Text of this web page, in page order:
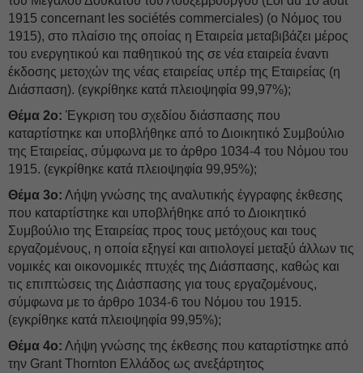
1915 concernant les sociétés commerciales) (ο Νόμος του
1915), στο πλαίσιο της οποίας η Εταιρεία μεταβιβάζει μέρος
του ενεργητικού και παθητικού της σε νέα εταιρεία έναντι
έκδοσης μετοχών της νέας εταιρείας υπέρ της Εταιρείας (η
Διάσπαση). (εγκρίθηκε κατά πλειοψηφία 99,97%);
Θέμα 2ο: Έγκριση του σχεδίου διάσπασης που
καταρτίστηκε και υποβλήθηκε από το Διοικητικό Συμβούλιο
της Εταιρείας, σύμφωνα με το άρθρο 1034-4 του Νόμου του
1915. (εγκρίθηκε κατά πλειοψηφία 99,95%);
Θέμα 3ο: Λήψη γνώσης της αναλυτικής έγγραφης έκθεσης
που καταρτίστηκε και υποβλήθηκε από το Διοικητικό
Συμβούλιο της Εταιρείας προς τους μετόχους και τους
εργαζομένους, η οποία εξηγεί και αιτιολογεί μεταξύ άλλων τις
νομικές και οικονομικές πτυχές της Διάσπασης, καθώς και
τις επιπτώσεις της Διάσπασης για τους εργαζομένους,
σύμφωνα με το άρθρο 1034-6 του Νόμου του 1915.
(εγκρίθηκε κατά πλειοψηφία 99,95%);
Θέμα 4ο: Λήψη γνώσης της έκθεσης που καταρτίστηκε από
την Grant Thornton Ελλάδος ως ανεξάρτητος